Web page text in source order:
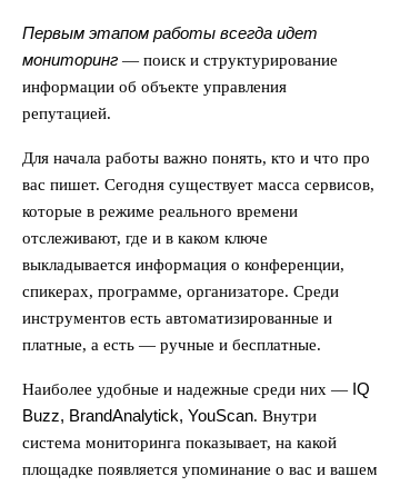
Первым этапом работы всегда идет
мониторинг — поиск и структурирование
информации об объекте управления
репутацией.
Для начала работы важно понять, кто и что про
вас пишет. Сегодня существует масса сервисов,
которые в режиме реального времени
отслеживают, где и в каком ключе
выкладывается информация о конференции,
спикерах, программе, организаторе. Среди
инструментов есть автоматизированные и
платные, а есть — ручные и бесплатные.
Наиболее удобные и надежные среди них — IQ
Buzz, BrandAnalytick, YouScan. Внутри
система мониторинга показывает, на какой
площадке появляется упоминание о вас и вашем